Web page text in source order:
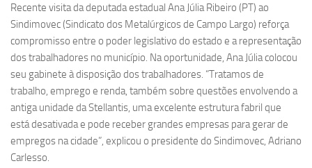
Recente visita da deputada estadual Ana Júlia Ribeiro (PT) ao
Sindimovec (Sindicato dos Metalúrgicos de Campo Largo) reforça
compromisso entre o poder legislativo do estado e a representação
dos trabalhadores no município. Na oportunidade, Ana Júlia colocou
seu gabinete à disposição dos trabalhadores. “Tratamos de
trabalho, emprego e renda, também sobre questões envolvendo a
antiga unidade da Stellantis, uma excelente estrutura fabril que
está desativada e pode receber grandes empresas para gerar de
empregos na cidade”, explicou o presidente do Sindimovec, Adriano
Carlesso.